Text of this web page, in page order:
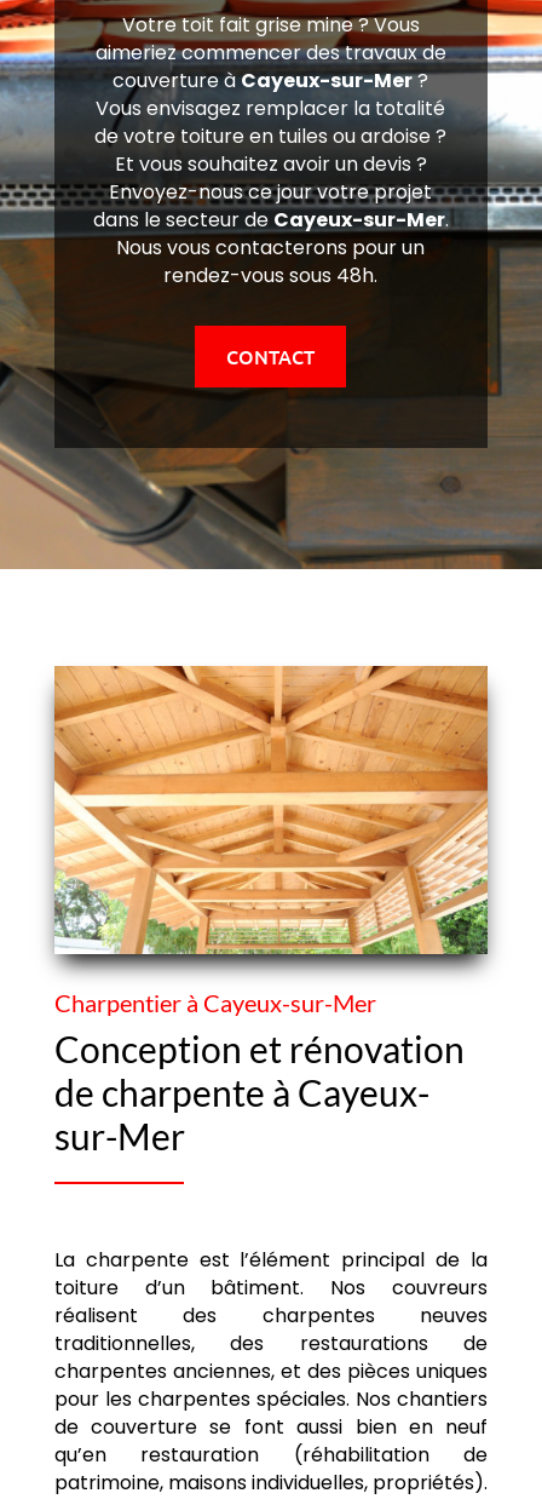
Votre toit fait grise mine ? Vous
aimeriez commencer des travaux de
couverture àCayeux-sur-Mer?
Vous envisagez remplacer la totalité
de votre toiture en tuiles ou ardoise ?
Et vous souhaitez avoir un devis ?
Envoyez-nous ce jour votre projet
dans le secteur de Cayeux-sur-Mer.
Nous vous contacterons pour un
rendez-vous sous 48h.
CONTACT
Charpentier à Cayeux-sur-Mer
Conception et rénovation
de charpente à Cayeux-
sur-Mer
La charpente est l’élément principal de la
toiture d’un bâtiment. Nos couvreurs
réalisent des charpentes neuves
traditionnelles, des restaurations de
charpentes anciennes, et des pièces uniques
pour les charpentes spéciales. Nos chantiers
de couverture se font aussi bien en neuf
qu’en restauration (réhabilitation de
patrimoine, maisons individuelles, propriétés).